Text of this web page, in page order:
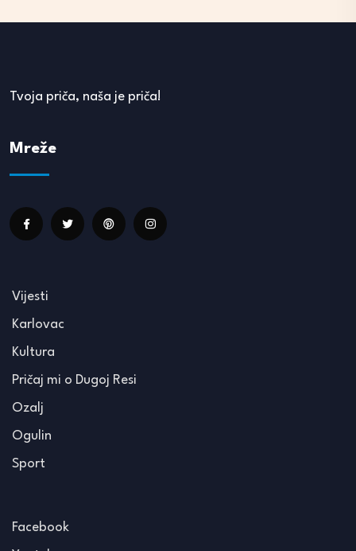
Tvoja priča, naša je priča!
Mreže
Vijesti
Karlovac
Kultura
Pričaj mi o Dugoj Resi
Ozalj
Ogulin
Sport
Facebook